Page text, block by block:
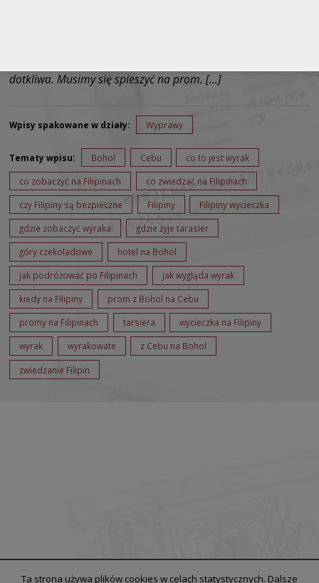
dotkliwa. Musimy się spieszyć na prom. […]
Wpisy spakowane w działy: Wyprawy
Tematy wpisu: Bohol Cebu co to jest wyrak
co zobaczyć na Filipinach co zwiedzać na Filipinach
czy Filipiny są bezpieczne Filipiny Filipiny wycieczka
gdzie zobaczyć wyraka gdzie żyje tarasier
góry czekoladowe hotel na Bohol
jak podróżować po Filipinach jak wygląda wyrak
kiedy na Filipiny prom z Bohol na Cebu
promy na Filipinach tarsiera wycieczka na Filipiny
wyrak wyrakowate z Cebu na Bohol
zwiedzanie Filipin
Ta strona używa plików cookies w celach statystycznych. Dalsze